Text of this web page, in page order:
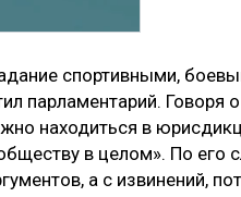
спортивными,
парламентарий. Говоря о
находиться в
в целом». По его
а с извинений,